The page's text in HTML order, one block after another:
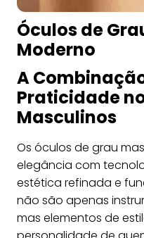
Óculos de
Moderno
A
Praticidade
Masculinos
Os óculos de grau
elegância com
estética refinada e
não são apenas
mas elementos de